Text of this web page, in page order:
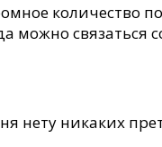
количество
можно
нету никаких